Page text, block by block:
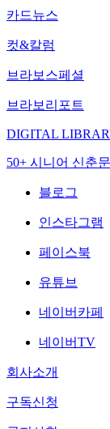
카드뉴스
컷&칼럼
브라보스페셜
브라보리포트
DIGITAL
50+ 시니어 신춘문
블로그
인스타그램
페이스북
유튜브
네이버카페
네이버TV
회사소개
구독신청